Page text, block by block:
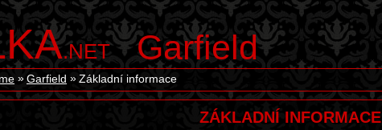
.NET Garfield
Garfield Základní informace
ZÁKLADNÍ INFORMACE